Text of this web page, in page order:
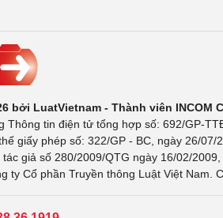
bởi LuatVietnam - Thành viên INCOM
Thông tin điện tử tổng hợp số: 692/GP-
giấy phép số: 322/GP - BC, ngày 26/
giả số 280/2009/QTG ngày 16/02/
ty Cổ phần Truyền thông Luật Việt Nam.